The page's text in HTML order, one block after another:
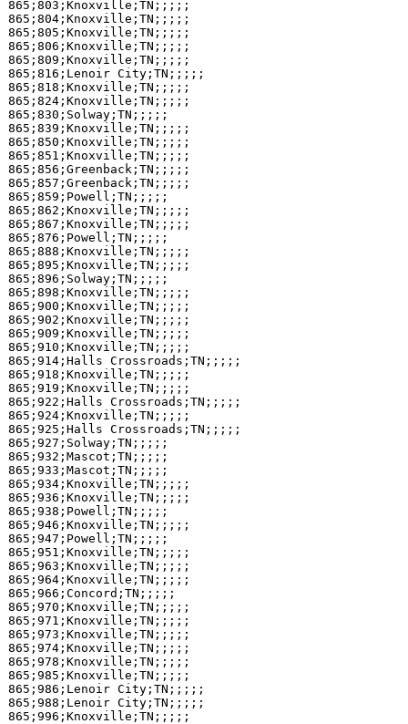
865;803;Knoxville;TN;;;;;
865;804;Knoxville;TN;;;;;
865;805;Knoxville;TN;;;;;
865;806;Knoxville;TN;;;;;
865;809;Knoxville;TN;;;;;
865;816;Lenoir City;TN;;;;;
865;818;Knoxville;TN;;;;;
865;824;Knoxville;TN;;;;;
865;830;Solway;TN;;;;;
865;839;Knoxville;TN;;;;;
865;850;Knoxville;TN;;;;;
865;851;Knoxville;TN;;;;;
865;856;Greenback;TN;;;;;
865;857;Greenback;TN;;;;;
865;859;Powell;TN;;;;;
865;862;Knoxville;TN;;;;;
865;867;Knoxville;TN;;;;;
865;876;Powell;TN;;;;;
865;888;Knoxville;TN;;;;;
865;895;Knoxville;TN;;;;;
865;896;Solway;TN;;;;;
865;898;Knoxville;TN;;;;;
865;900;Knoxville;TN;;;;;
865;902;Knoxville;TN;;;;;
865;909;Knoxville;TN;;;;;
865;910;Knoxville;TN;;;;;
865;914;Halls Crossroads;TN;;;;;
865;918;Knoxville;TN;;;;;
865;919;Knoxville;TN;;;;;
865;922;Halls Crossroads;TN;;;;;
865;924;Knoxville;TN;;;;;
865;925;Halls Crossroads;TN;;;;;
865;927;Solway;TN;;;;;
865;932;Mascot;TN;;;;;
865;933;Mascot;TN;;;;;
865;934;Knoxville;TN;;;;;
865;936;Knoxville;TN;;;;;
865;938;Powell;TN;;;;;
865;946;Knoxville;TN;;;;;
865;947;Powell;TN;;;;;
865;951;Knoxville;TN;;;;;
865;963;Knoxville;TN;;;;;
865;964;Knoxville;TN;;;;;
865;966;Concord;TN;;;;;
865;970;Knoxville;TN;;;;;
865;971;Knoxville;TN;;;;;
865;973;Knoxville;TN;;;;;
865;974;Knoxville;TN;;;;;
865;978;Knoxville;TN;;;;;
865;985;Knoxville;TN;;;;;
865;986;Lenoir City;TN;;;;;
865;988;Lenoir City;TN;;;;;
865;996;Knoxville;TN;;;;;